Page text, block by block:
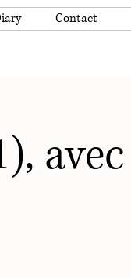
Contact
avec